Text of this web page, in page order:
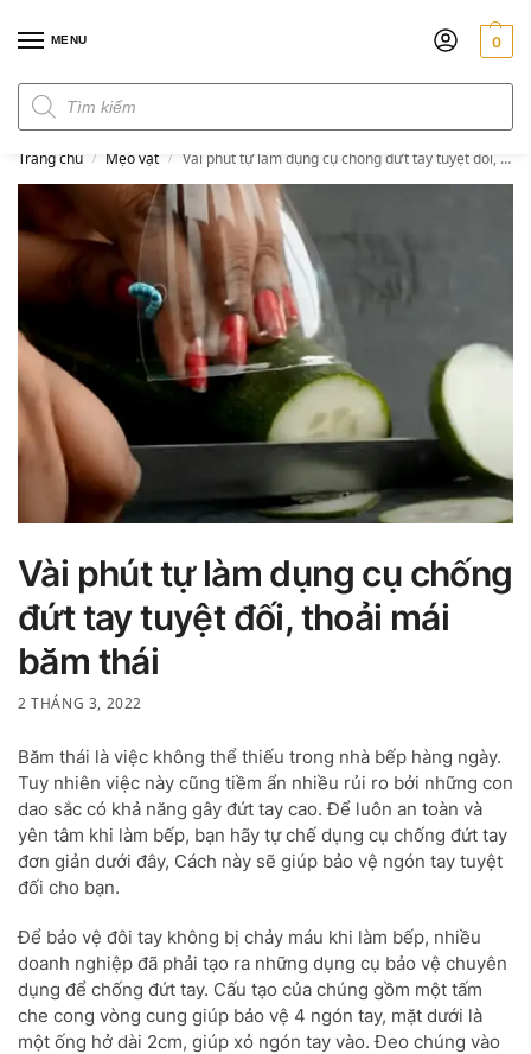
MENU 0
Trang chủ / Mẹo vặt / Vài phút tự làm dụng cụ chống đứt tay tuyệt đối, thoải mái băm thái
Vài phút tự làm dụng cụ chống
đứt tay tuyệt đối, thoải mái
băm thái
2 THÁNG 3, 2022
Băm thái là việc không thể thiếu trong nhà bếp hàng ngày.
Tuy nhiên việc này cũng tiềm ẩn nhiều rủi ro bởi những con
dao sắc có khả năng gây đứt tay cao. Để luôn an toàn và
yên tâm khi làm bếp, bạn hãy tự chế dụng cụ chống đứt tay
đơn giản dưới đây, Cách này sẽ giúp bảo vệ ngón tay tuyệt
đối cho bạn.
Để bảo vệ đôi tay không bị chảy máu khi làm bếp, nhiều
doanh nghiệp đã phải tạo ra những dụng cụ bảo vệ chuyên
dụng để chống đứt tay. Cấu tạo của chúng gồm một tấm
che cong vòng cung giúp bảo vệ 4 ngón tay, mặt dưới là
một ống hở dài 2cm, giúp xỏ ngón tay vào. Đeo chúng vào